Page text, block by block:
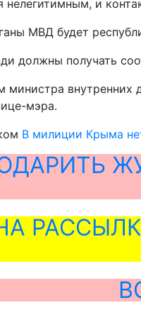
нелегитимным, и
МВД будет
должны получать
министра
мэра.
В милиции Крыма